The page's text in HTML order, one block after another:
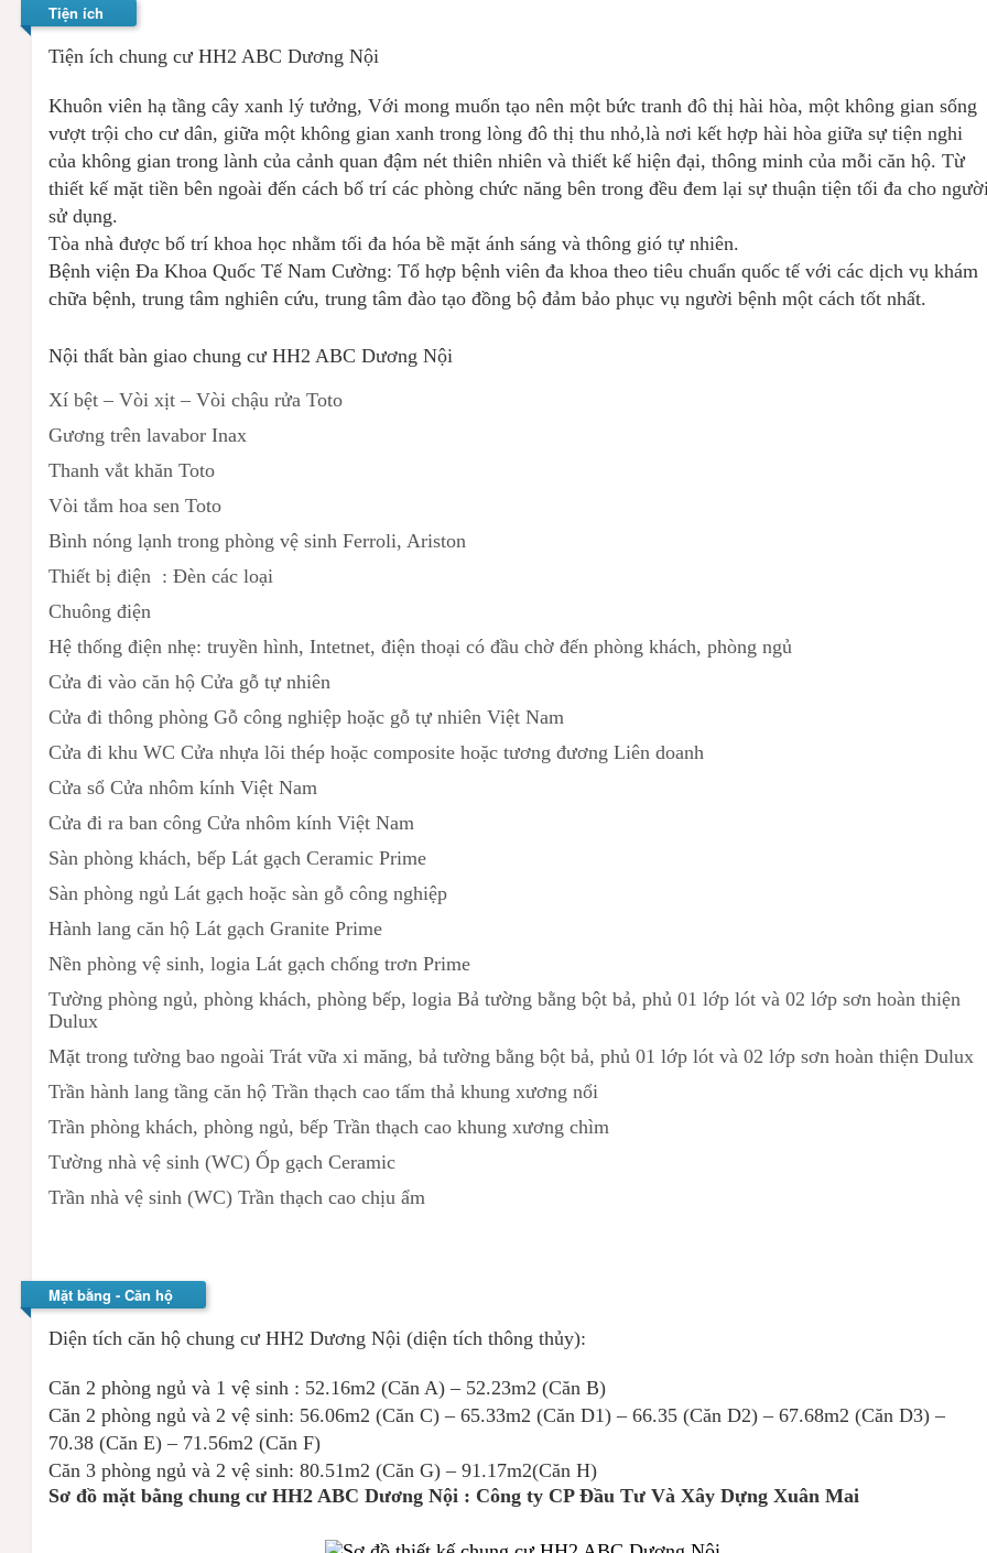
Tiện ích
Tiện ích chung cư HH2 ABC Dương Nội
Khuôn viên hạ tầng cây xanh lý tưởng, Với mong muốn tạo nên một bức tranh đô thị hài hòa, một không gian sống
vượt trội cho cư dân, giữa một không gian xanh trong lòng đô thị thu nhỏ,là nơi kết hợp hài hòa giữa sự tiện nghi
của không gian trong lành của cảnh quan đậm nét thiên nhiên và thiết kế hiện đại, thông minh của mỗi căn hộ. Từ
thiết kế mặt tiền bên ngoài đến cách bố trí các phòng chức năng bên trong đều đem lại sự thuận tiện tối đa cho
sử dụng.
Tòa nhà được bố trí khoa học nhằm tối đa hóa bề mặt ánh sáng và thông gió tự nhiên.
Bệnh viện Đa Khoa Quốc Tế Nam Cường: Tổ hợp bệnh viên đa khoa theo tiêu chuẩn quốc tế với các dịch vụ khám
chữa bệnh, trung tâm nghiên cứu, trung tâm đào tạo đồng bộ đảm bảo phục vụ người bệnh một cách tốt nhất.
Nội thất bàn giao chung cư HH2 ABC Dương Nội
Xí bệt – Vòi xịt – Vòi chậu rửa Toto
Gương trên lavabor Inax
Thanh vắt khăn Toto
Vòi tắm hoa sen Toto
Bình nóng lạnh trong phòng vệ sinh Ferroli, Ariston
Thiết bị điện : Đèn các loại
Chuông điện
Hệ thống điện nhẹ: truyền hình, Intetnet, điện thoại có đầu chờ đến phòng khách, phòng ngủ
Cửa đi vào căn hộ Cửa gỗ tự nhiên
Cửa đi thông phòng Gỗ công nghiệp hoặc gỗ tự nhiên Việt Nam
Cửa đi khu WC Cửa nhựa lõi thép hoặc composite hoặc tương đương Liên doanh
Cửa sổ Cửa nhôm kính Việt Nam
Cửa đi ra ban công Cửa nhôm kính Việt Nam
Sàn phòng khách, bếp Lát gạch Ceramic Prime
Sàn phòng ngủ Lát gạch hoặc sàn gỗ công nghiệp
Hành lang căn hộ Lát gạch Granite Prime
Nền phòng vệ sinh, logia Lát gạch chống trơn Prime
Tường phòng ngủ, phòng khách, phòng bếp, logia Bả tường bằng bột bả, phủ 01 lớp lót và 02 lớp sơn hoàn thiện
Dulux
Mặt trong tường bao ngoài Trát vữa xi măng, bả tường bằng bột bả, phủ 01 lớp lót và 02 lớp sơn hoàn thiện Dulux
Trần hành lang tầng căn hộ Trần thạch cao tấm thả khung xương nổi
Trần phòng khách, phòng ngủ, bếp Trần thạch cao khung xương chìm
Tường nhà vệ sinh (WC) Ốp gạch Ceramic
Trần nhà vệ sinh (WC) Trần thạch cao chịu ẩm
Mặt bằng - Căn hộ
Diện tích căn hộ chung cư HH2 Dương Nội (diện tích thông thủy):
Căn 2 phòng ngủ và 1 vệ sinh : 52.16m2 (Căn A) – 52.23m2 (Căn B)
Căn 2 phòng ngủ và 2 vệ sinh: 56.06m2 (Căn C) – 65.33m2 (Căn D1) – 66.35 (Căn D2) – 67.68m2 (Căn D3) –
70.38 (Căn E) – 71.56m2 (Căn F)
Căn 3 phòng ngủ và 2 vệ sinh: 80.51m2 (Căn G) – 91.17m2(Căn H)
Sơ đồ mặt bằng chung cư HH2 ABC Dương Nội : Công ty CP Đầu Tư Và Xây Dựng Xuân Mai